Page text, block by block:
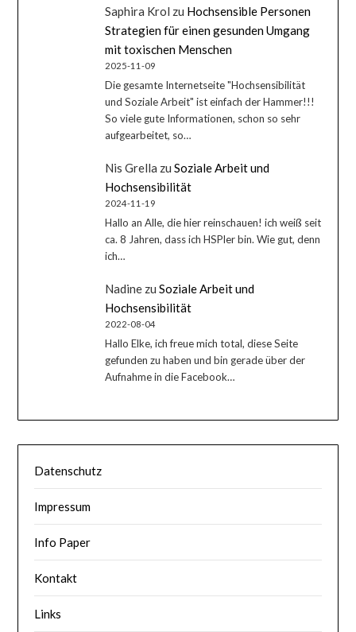
Saphira Krol zu Hochsensible Personen
Strategien für einen gesunden Umgang
mit toxischen Menschen
2025-11-09
Die gesamte Internetseite "Hochsensibilität
und Soziale Arbeit" ist einfach der Hammer!!!
So viele gute Informationen, schon so sehr
aufgearbeitet, so…
Nis Grella zuSoziale Arbeit und
Hochsensibilität
2024-11-19
Hallo an Alle, die hier reinschauen! ich weiß seit
ca. 8 Jahren, dass ich HSPler bin. Wie gut, denn
ich…
Nadine zuSoziale Arbeit und
Hochsensibilität
2022-08-04
Hallo Elke, ich freue mich total, diese Seite
gefunden zu haben und bin gerade über der
Aufnahme in die Facebook…
Datenschutz
Impressum
Info Paper
Kontakt
Links